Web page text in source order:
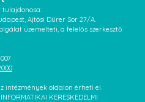
tulajdonosa:
Ajtósi Dürer Sor 27/A.
üzemelteti, a felelős szerkesztő
intézmények oldalon érheti el.
KERESKEDELMI